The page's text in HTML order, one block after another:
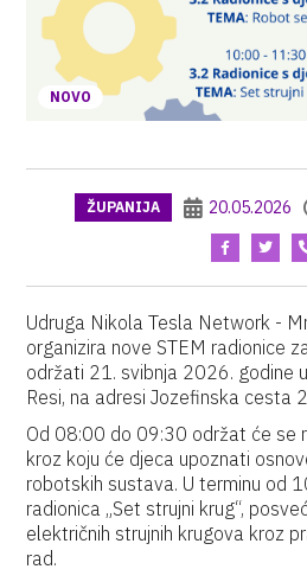
NOVO
ŽUPANIJA 20.05.2026
Udruga Nikola Tesla Network -
organizira nove STEM radionice
održati 21. svibnja 2026. godine
Resi, na adresi Jozefinska cesta
Od 08:00 do 09:30 održat će se
kroz koju će djeca upoznati
robotskih sustava. U terminu od
radionica „Set strujni krug“,
električnih strujnih krugova kroz
rad.